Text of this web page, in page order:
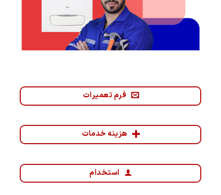
فرم تعمیرات
هزینه خدمات
استخدام